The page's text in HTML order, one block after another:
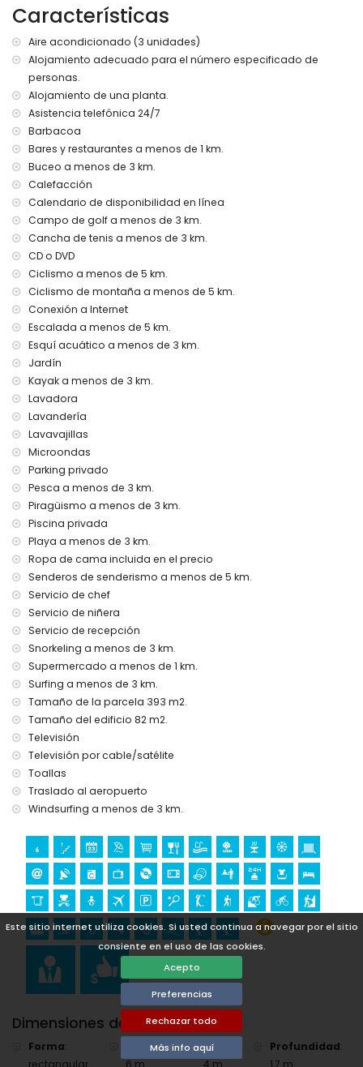
Este sitio internet utiliza cookies. Si usted continua a navegar por el sitio
consiente en el uso de las cookies.
Acepto
Preferencias
Rechazar todo
Más info aquí
Pueblo más cercano a 3 kilómetros de la villa
Ribera o margen más cercano a 3 kilómetros de la villa
Playa más cercana a 3 kilómetros de la villa
Puerto más cercano a 3 kilómetros de la villa
Parque más cercano a 3 kilómetros de la villa
Aeropuerto más cercano: Alicante (a 100 kilómetros de la
villa)
Segundo aeropuerto más cercano: Valencia (> 100
Transporte público cercano: autobús a 3 kilómetros
No se permiten mascotas
El alojamiento es muy adecuado para familias con niños
Instalaciones y servicios incluidos en el precio del alquiler
de la villa
Internet (WiFi)
Ropa de cama y toallas
Servicio de recepción y servicio de emergencia 24 horas
Calefacción de aire y con aire acondicionado
Instalaciones y servicios con coste extra
Servicio de aeropuerto
Servicio de cocinero, servicio de lavandería y servicio de
niñera
Entretenimiento y actividades de ocio para tus vacaciones
en Moraira, Costa Blanca
Bar (a menos de 1000 metros de la casa)
Disco y paseo marítimo (a menos de 5 kilómetros de la
casa)
Lugares de interés y cultura en Moraira, Costa Blanca
Iglesia, castillo y ruinas (a menos de 5 kilómetros del
alojamiento)
Museo (a menos de 25 kilómetros del alojamiento)
Deportes
Tenis, golf, senderismo, ciclismo de montaña, ciclismo,
escalada, canotaje, kayak, pesca, buceo, snorkel, surf,
windsurf y esquí acuático (a menos de 5 kilómetros de la
villa)
Equitación (a menos de 10 kilómetros de la villa)
Características
Aire acondicionado (3 unidades)
Alojamiento adecuado para el número especificado de
personas.
Alojamiento de una planta.
Asistencia telefónica 24/7
Barbacoa
Bares y restaurantes a menos de 1 km.
Buceo a menos de 3 km.
Calefacción
Calendario de disponibilidad en línea
Campo de golf a menos de 3 km.
Cancha de tenis a menos de 3 km.
CD o DVD
Ciclismo a menos de 5 km.
Ciclismo de montaña a menos de 5 km.
Conexión a Internet
Escalada a menos de 5 km.
Esquí acuático a menos de 3 km.
Jardín
Kayak a menos de 3 km.
Lavadora
Lavandería
Lavavajillas
Microondas
Parking privado
Pesca a menos de 3 km.
Piragüismo a menos de 3 km.
Piscina privada
Playa a menos de 3 km.
Ropa de cama incluida en el precio
Senderos de senderismo a menos de 5 km.
Servicio de chef
Servicio de niñera
Servicio de recepción
Snorkeling a menos de 3 km.
Supermercado a menos de 1 km.
Surfing a menos de 3 km.
Tamaño de la parcela 393 m2.
Tamaño del edificio 82 m2.
Televisión
Televisión por cable/satélite
Toallas
Traslado al aeropuerto
Windsurfing a menos de 3 km.
Dimensiones de la Piscina
Forma:
rectangular
Longitud:
6 m.
Ancho
4 m.
Profundidad:
1,7 m.